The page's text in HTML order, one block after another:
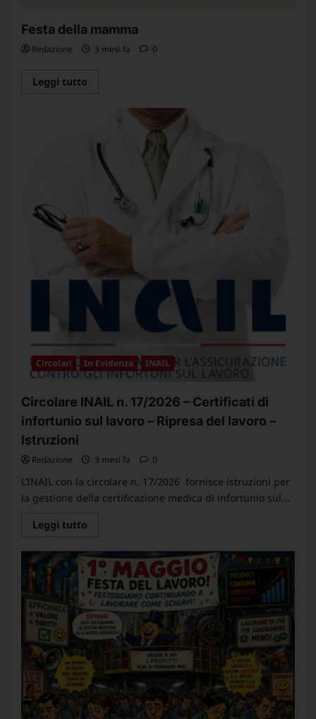
Festa della mamma
Redazione 3 mesi fa 0
Leggi tutto
mamma
Circolari In Evidenza INAIL
Circolare INAIL n. 17/2026 – Certificati di
infortunio sul lavoro – Ripresa del lavoro –
Istruzioni
Redazione 3 mesi fa 0
L’INAIL con la circolare n. 17/2026 fornisce istruzioni per
la gestione della certificazione medica di infortunio sul...
Leggi tutto
su
Circolare
INAIL
n.
17/2026
–
Certificati
di
infortunio
sul
lavoro
–
Ripresa
del
lavoro
–
Istruzioni